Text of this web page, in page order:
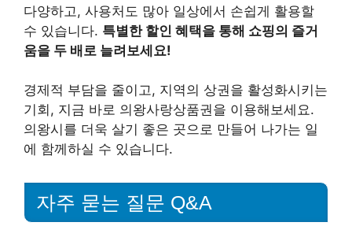
다양하고, 사용처도 많아 일상에서 손쉽게 활용할
수 있습니다. 특별한 할인 혜택을 통해 쇼핑의 즐거
움을 두 배로 늘려보세요!
경제적 부담을 줄이고, 지역의 상권을 활성화시키는
기회, 지금 바로 의왕사랑상품권을 이용해보세요.
의왕시를 더욱 살기 좋은 곳으로 만들어 나가는 일
에 함께하실 수 있습니다.
자주 묻는 질문 Q&A